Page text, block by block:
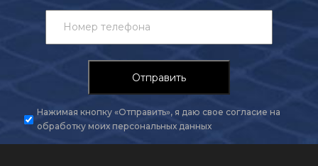
Отправить
Нажимая кнопку «Отправить», я даю свое согласие на
обработку моих персональных данных